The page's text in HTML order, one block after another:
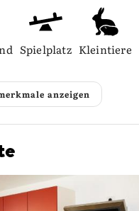
Spielplatz Kleintiere
anzeigen